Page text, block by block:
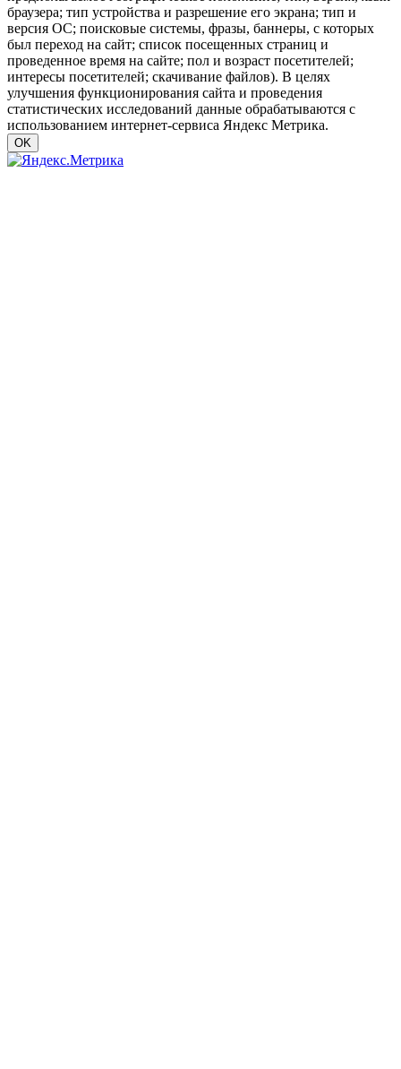
браузера; тип устройства и разрешение его экрана; тип и
версия ОС; поисковые системы, фразы, баннеры, с которых
был переход на сайт; список посещенных страниц и
проведенное время на сайте; пол и возраст посетителей;
интересы посетителей; скачивание файлов). В целях
улучшения функционирования сайта и проведения
статистических исследований данные обрабатываются с
использованием интернет-сервиса Яндекс Метрика.
OK